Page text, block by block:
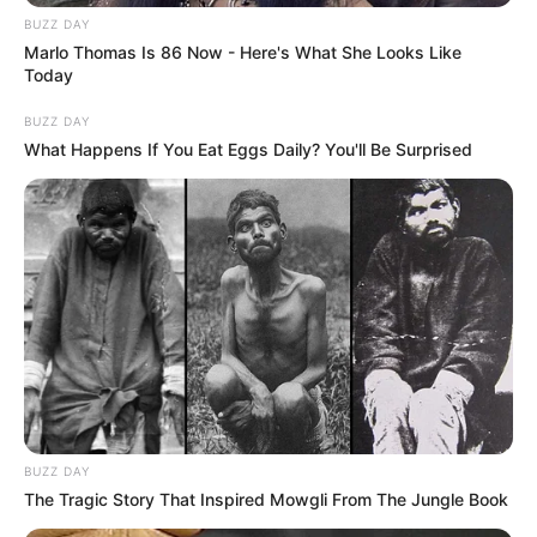
ΤΑΥΤΟΤΗΤΑ ΚΑΙ ΕΠΙΚΟΙΝΩΝΙΑ ΟΡΟΙ ΧΡΗΣΗΣ
BUZZ DAY
Marlo Thomas Is 86 Now - Here's What She Looks Like
Today
BUZZ DAY
What Happens If You Eat Eggs Daily? You'll Be Surprised
BUZZ DAY
The Tragic Story That Inspired Mowgli From The Jungle Book